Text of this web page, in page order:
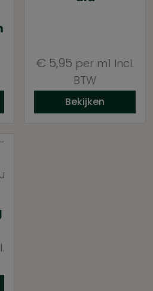
€ 5,95 per m1 Incl.
BTW
Bekijken